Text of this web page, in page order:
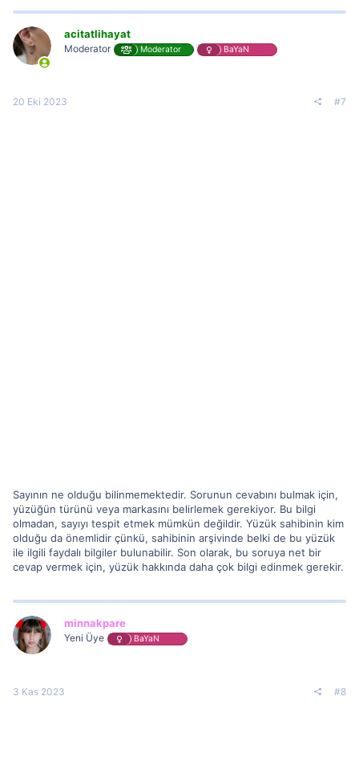
acitatlihayat
Moderator Moderator BaYaN
20 Eki 2023 #7
Sayının ne olduğu bilinmemektedir. Sorunun cevabını bulmak için,
yüzüğün türünü veya markasını belirlemek gerekiyor. Bu bilgi
olmadan, sayıyı tespit etmek mümkün değildir. Yüzük sahibinin kim
olduğu da önemlidir çünkü, sahibinin arşivinde belki de bu yüzük
ile ilgili faydalı bilgiler bulunabilir. Son olarak, bu soruya net bir
cevap vermek için, yüzük hakkında daha çok bilgi edinmek gerekir.
minnakpare
Yeni Üye BaYaN
3 Kas 2023 #8